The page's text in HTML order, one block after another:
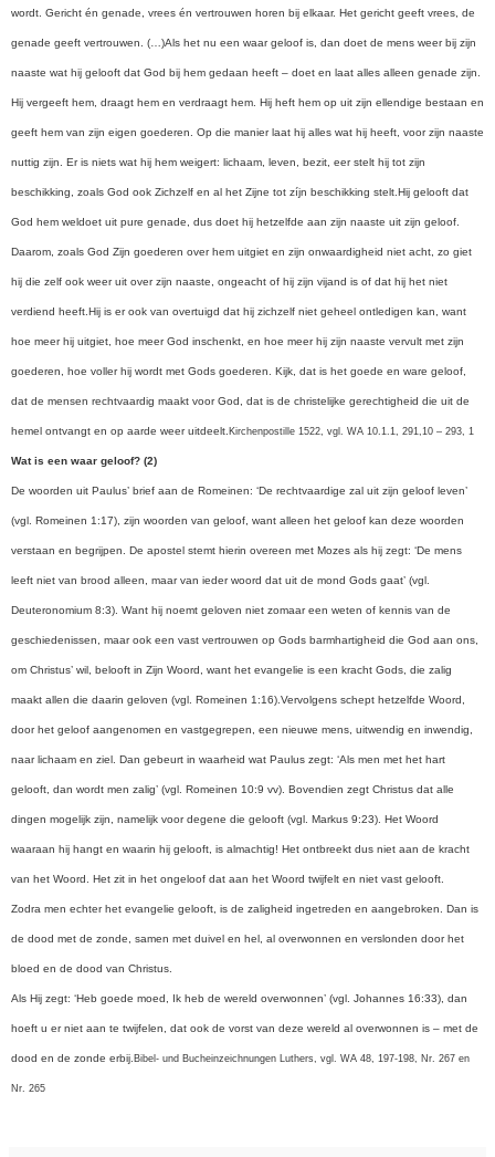
wordt. Gericht én genade, vrees én vertrouwen horen bij elkaar. Het gericht geeft vrees, de
genade geeft vertrouwen. (…)Als het nu een waar geloof is, dan doet de mens weer bij zijn
naaste wat hij gelooft dat God bij hem gedaan heeft – doet en laat alles alleen genade zijn.
Hij vergeeft hem, draagt hem en verdraagt hem. Hij heft hem op uit zijn ellendige bestaan en
geeft hem van zijn eigen goederen. Op die manier laat hij alles wat hij heeft, voor zijn naaste
nuttig zijn. Er is niets wat hij hem weigert: lichaam, leven, bezit, eer stelt hij tot zijn
beschikking, zoals God ook Zichzelf en al het Zijne tot zíjn beschikking stelt. Hij gelooft dat
God hem weldoet uit pure genade, dus doet hij hetzelfde aan zijn naaste uit zijn geloof.
Daarom, zoals God Zijn goederen over hem uitgiet en zijn onwaardigheid niet acht, zo giet
hij die zelf ook weer uit over zijn naaste, ongeacht of hij zijn vijand is of dat hij het niet
verdiend heeft. Hij is er ook van overtuigd dat hij zichzelf niet geheel ontledigen kan, want
hoe meer hij uitgiet, hoe meer God inschenkt, en hoe meer hij zijn naaste vervult met zijn
goederen, hoe voller hij wordt met Gods goederen. Kijk, dat is het goede en ware geloof,
dat de mensen rechtvaardig maakt voor God, dat is de christelijke gerechtigheid die uit de
hemel ontvangt en op aarde weer uitdeelt. Kirchenpostille 1522, vgl. WA 10.1.1, 291,10 – 293, 1
Wat is een waar geloof? (2)
De woorden uit Paulus’ brief aan de Romeinen: ‘De rechtvaardige zal uit zijn geloof leven’
(vgl. Romeinen 1:17), zijn woorden van geloof, want alleen het geloof kan deze woorden
verstaan en begrijpen. De apostel stemt hierin overeen met Mozes als hij zegt: ‘De mens
leeft niet van brood alleen, maar van ieder woord dat uit de mond Gods gaat’ (vgl.
Deuteronomium 8:3). Want hij noemt geloven niet zomaar een weten of kennis van de
geschiedenissen, maar ook een vast vertrouwen op Gods barmhartigheid die God aan ons,
om Christus’ wil, belooft in Zijn Woord, want het evangelie is een kracht Gods, die zalig
maakt allen die daarin geloven (vgl. Romeinen 1:16). Vervolgens schept hetzelfde Woord,
door het geloof aangenomen en vastgegrepen, een nieuwe mens, uitwendig en inwendig,
naar lichaam en ziel. Dan gebeurt in waarheid wat Paulus zegt: ‘Als men met het hart
gelooft, dan wordt men zalig’ (vgl. Romeinen 10:9 vv). Bovendien zegt Christus dat alle
dingen mogelijk zijn, namelijk voor degene die gelooft (vgl. Markus 9:23). Het Woord
waaraan hij hangt en waarin hij gelooft, is almachtig! Het ontbreekt dus niet aan de kracht
van het Woord. Het zit in het ongeloof dat aan het Woord twijfelt en niet vast gelooft.
Zodra men echter het evangelie gelooft, is de zaligheid ingetreden en aangebroken. Dan is
de dood met de zonde, samen met duivel en hel, al overwonnen en verslonden door het
bloed en de dood van Christus.
Als Hij zegt: ‘Heb goede moed, Ik heb de wereld overwonnen’ (vgl. Johannes 16:33), dan
hoeft u er niet aan te twijfelen, dat ook de vorst van deze wereld al overwonnen is – met de
dood en de zonde erbij. Bibel- und Bucheinzeichnungen Luthers, vgl. WA 48, 197-198, Nr. 267 en
Nr. 265